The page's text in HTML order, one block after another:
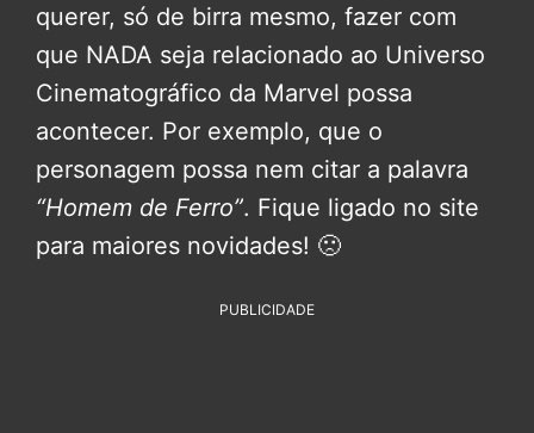
querer, só de birra mesmo, fazer com
que NADA seja relacionado ao Universo
Cinematográfico da Marvel possa
acontecer. Por exemplo, que o
personagem possa nem citar a palavra
“Homem de Ferro”. Fique ligado no site
para maiores novidades! 🙁
PUBLICIDADE